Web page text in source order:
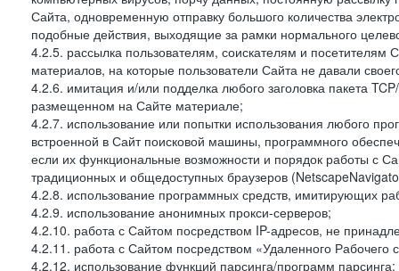
Сайта, одновременную отправку большого количества
подобные действия, выходящие за рамки нормального
4.2.5. рассылка пользователям, соискателям и
материалов, на которые пользователи Сайта не давали
4.2.6. имитация и/или подделка любого заголовка пакета
размещенном на Сайте материале;
4.2.7. использование или попытки использования любого
встроенной в Сайт поисковой машины, программного
если их функциональные возможности и порядок работы с
традиционных и общедоступных браузеров
4.2.8. использование программных средств, имитирующих
4.2.9. использование анонимных прокси-серверов;
4.2.10. работа с Сайтом посредством IP-адресов, не
4.2.11. работа с Сайтом посредством «Удаленного Рабочего
4.2.12. использование функций парсинга/программ парсинга;